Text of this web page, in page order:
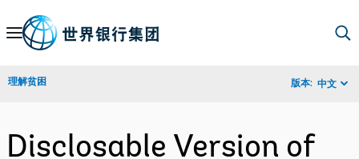
Skip
Navigation
理解贫困 版本: 中文
Disclosable Version of